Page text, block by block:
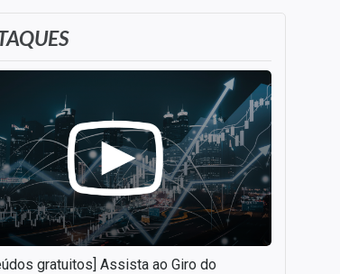
gratuitos] Assista ao Giro do